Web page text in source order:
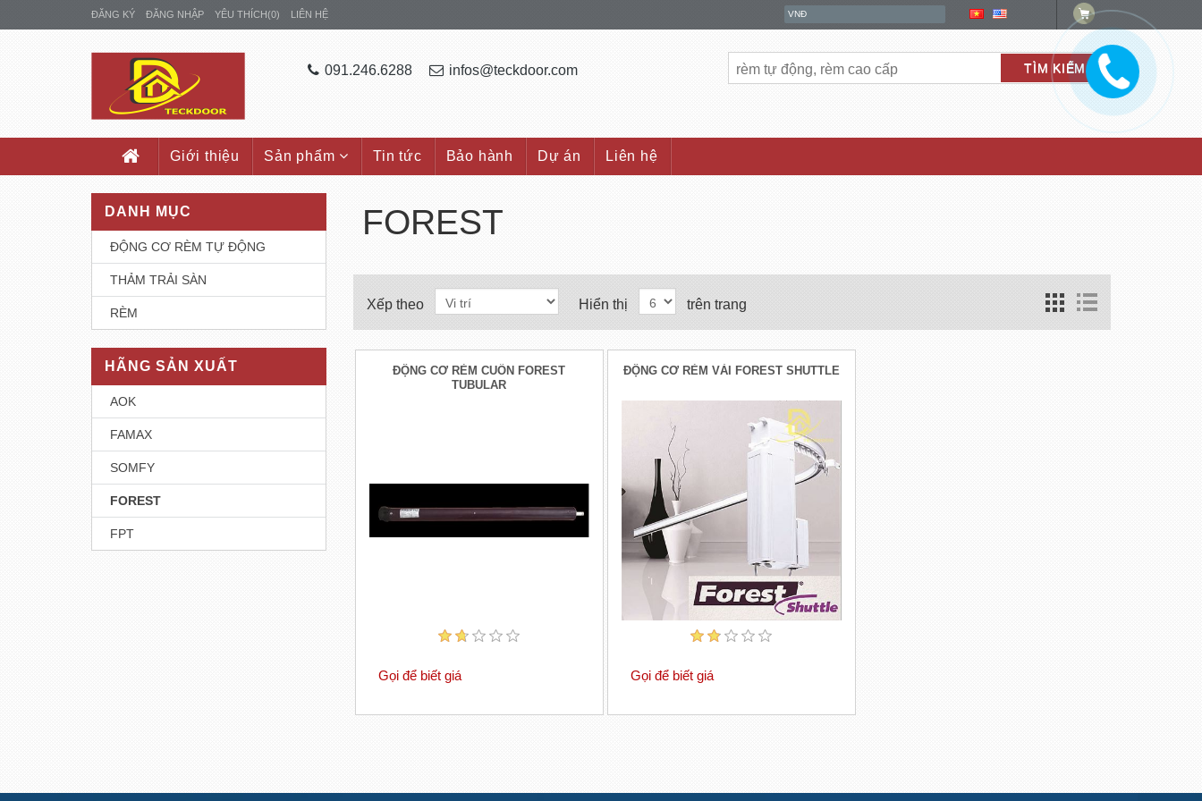
ĐĂNG KÝ ĐĂNG NHẬP YÊU THÍCH(0) LIÊN HỆ
091.246.6288 infos@teckdoor.com
Giới thiệu Sản phẩm Tin tức Bảo hành Dự án Liên hệ
FOREST
Xếp theo Hiển thị trên trang
ĐỘNG CƠ RÈM CUỐN FOREST
TUBULAR
Đại lý động cơ rèm Forest chính
Gọi để biết giá
ĐỘNG CƠ RÈM VẢI FOREST SHUTTLE
Động cơ rèm tự động chính hãng,cao
Gọi để biết giá
DANH MỤC
ĐỘNG CƠ RÈM TỰ ĐỘNG
THẢM TRẢI SÀN
RÈM
HÃNG SẢN XUẤT
AOK
FAMAX
SOMFY
FOREST
FPT